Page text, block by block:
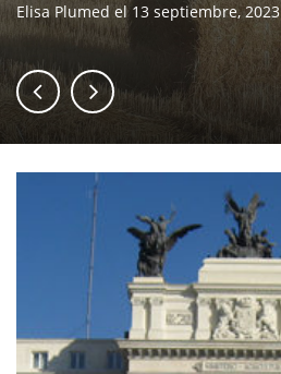
Elisa Plumed el 13 septiembre, 2023